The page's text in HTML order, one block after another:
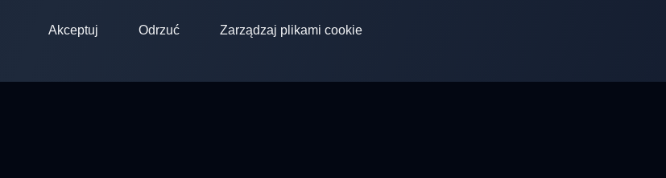
Akceptuj Odrzuć Zarządzaj plikami cookie